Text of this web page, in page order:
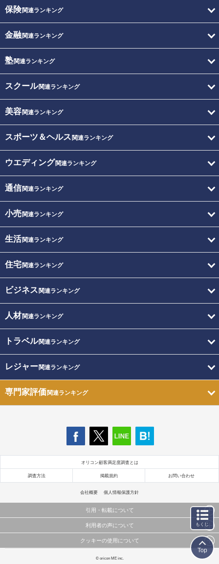
保険関連ランキング
金融関連ランキング
塾関連ランキング
スクール関連ランキング
美容関連ランキング
スポーツ＆ヘルス 関連ランキング
ウエディング関連ランキング
通信関連ランキング
小売関連ランキング
生活関連ランキング
住宅関連ランキング
ビジネス 関連ランキング
人材関連ランキング
トラベル関連ランキング
レジャー関連ランキング
専門家評価関連ランキング
オリコン顧客満足度調査とは
調査方法 掲載規約 お問い合わせ
会社概要 個人情報保護方針
引用・転載について
当サイトで公開されている情報（文字、写真、イラスト、画像データ等）及びこれらの配置・
これらの情報を権利者の許可なく無断転載・複製などの二次利用を行うことは固く禁じており
利用者の声について
当サイトに掲載している内容はすべてサービスの利用者が提出された見解・感想です。
弊社の見解・ 意見ではないことをご理解いただいた上でご覧ください。
クッキーの使用について
このサイトでは Cookie を使用して、ユーザーに合わせたコンテンツや広告の表示、ソーシャル
© oricon ME inc.
もくじ
Top